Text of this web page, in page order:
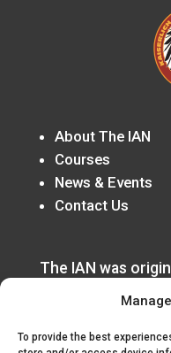
To provide the best
About The IAN
Courses
News & Events
Contact Us
The IAN was
organization that
Honorverse Canon.